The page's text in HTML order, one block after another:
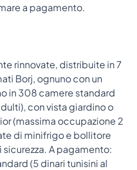
a pagamento.
rinnovate, distribuite in 7
Borj, ognuno con un
in 308 camere standard
con vista giardino o
(massima occupazione 2
di minifrigo e bollitore
A pagamento:
(5 dinari tunisini al